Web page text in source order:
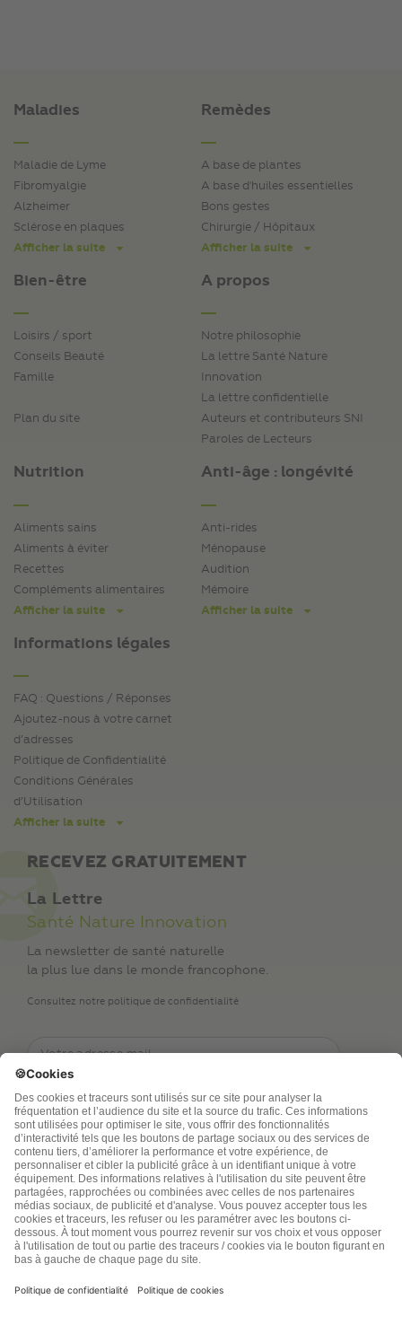
Maladies
Maladie de Lyme
Fibromyalgie
Alzheimer
Sclérose en plaques
Afficher la suite
Bien-être
Loisirs / sport
Conseils Beauté
Famille
Plan du site
Remèdes
A base de plantes
A base d'huiles essentielles
Bons gestes
Chirurgie / Hôpitaux
Afficher la suite
A propos
Notre philosophie
La lettre Santé Nature
Innovation
La lettre confidentielle
Auteurs et contributeurs SNI
Paroles de Lecteurs
Nutrition
Aliments sains
Aliments à éviter
Recettes
Compléments alimentaires
Afficher la suite
Informations légales
FAQ : Questions / Réponses
Ajoutez-nous à votre carnet
d’adresses
Politique de Confidentialité
Conditions Générales
d’Utilisation
Afficher la suite
Anti-âge : longévité
Anti-rides
Ménopause
Audition
Mémoire
Afficher la suite
RECEVEZ GRATUITEMENT
La Lettre
Santé Nature Innovation
La newsletter de santé naturelle
la plus lue dans le monde francophone.
Consultez notre politique de confidentialité
TSA Publications SA collecte mes nom, prénom,
adresse de messagerie électronique et numéro de
téléphone afin de répondre aux demandes de
renseignements. Ce traitement est nécessaire à
l’exécution des mesures sollicitées. Pour en savoir
plus sur vos droits vous pouvez consulter notre
politique de confidentialité